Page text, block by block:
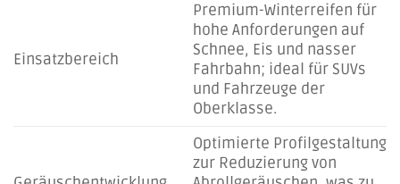
Einsatzbereich
Premium-Winterreifen für
hohe Anforderungen auf
Schnee, Eis und nasser
Fahrbahn; ideal für SUVs
und Fahrzeuge der
Oberklasse.
Optimierte Profilgestaltung
zur Reduzierung von